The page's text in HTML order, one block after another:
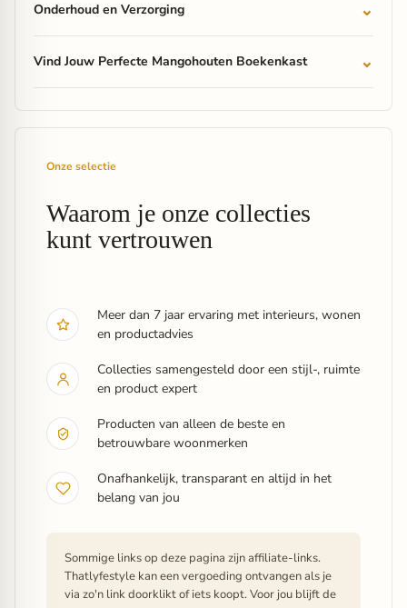
Onderhoud en Verzorging
Vind Jouw Perfecte Mangohouten Boekenkast
Onze selectie
Waarom je onze collecties
kunt vertrouwen
Meer dan 7 jaar ervaring met interieurs, wonen
en productadvies
Collecties samengesteld door een stijl-, ruimte
en product expert
Producten van alleen de beste en
betrouwbare woonmerken
Onafhankelijk, transparant en altijd in het
belang van jou
Sommige links op deze pagina zijn affiliate-links.
Thatlyfestyle kan een vergoeding ontvangen als je
via zo'n link doorklikt of iets koopt. Voor jou blijft de